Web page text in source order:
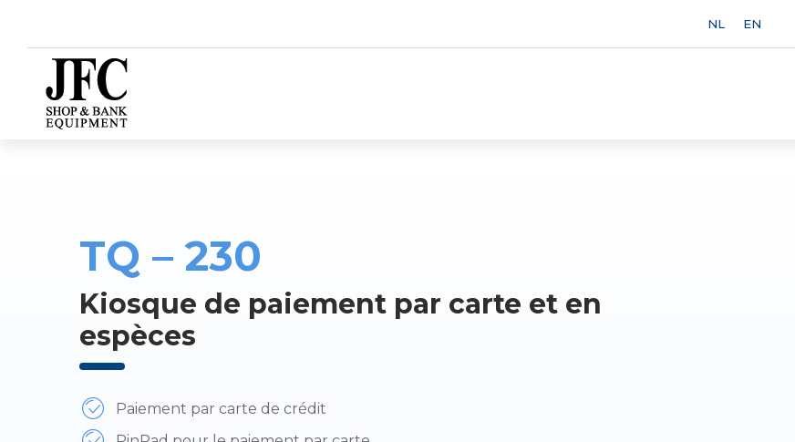
NL EN
TQ – 230
Kiosque de paiement par carte et en
espèces
Paiement par carte de crédit